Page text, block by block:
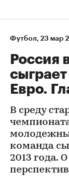
Футбол⁠, 23 мар
Россия
Евро.
В среду
команда
2013 года.